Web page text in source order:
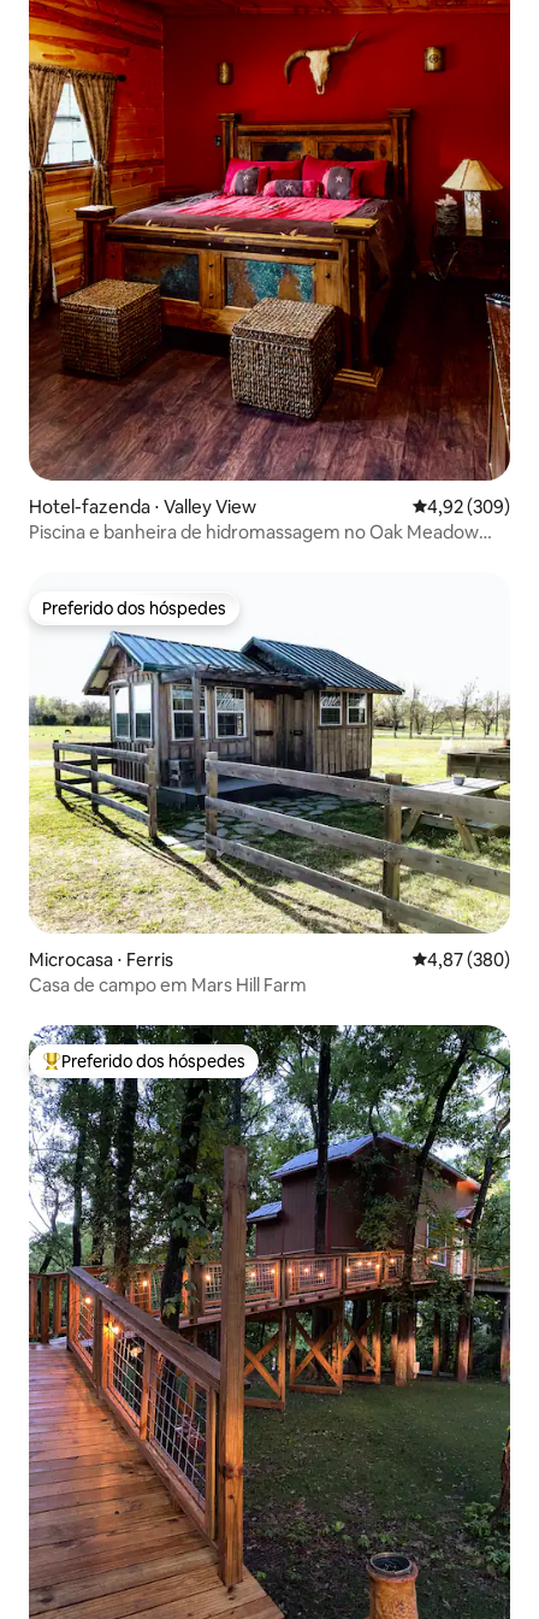
Hotel-fazenda ⋅ Valley View 4,92 de uma
4,92 (309)
Piscina e banheira de hidromassagem no Oak Meadow
Preferido dos hóspedes
Preferido dos hóspedes
Microcasa ⋅ Ferris 4,87 de uma
4,87 (380)
Casa de campo em Mars Hill Farm
Entre os melhores preferidos dos hóspedes
Preferido dos hóspedes